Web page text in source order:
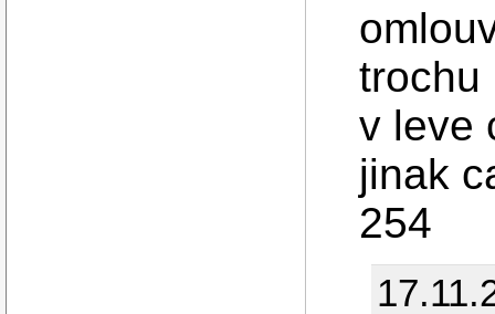
trochu
v leve
jinak
254